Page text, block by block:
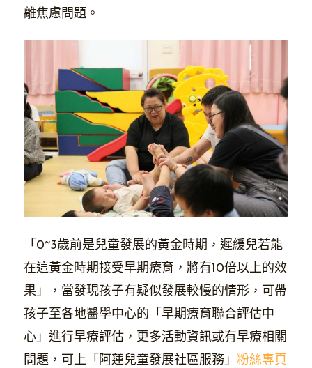
離焦慮問題。
「0~3歲前是兒童發展的黃金時期，遲緩兒若能
在這黃金時期接受早期療育，將有10倍以上的效
果」，當發現孩子有疑似發展較慢的情形，可帶
孩子至各地醫學中心的「早期療育聯合評估中
心」進行早療評估，更多活動資訊或有早療相關
問題，可上「阿蓮兒童發展社區服務」 粉絲專頁